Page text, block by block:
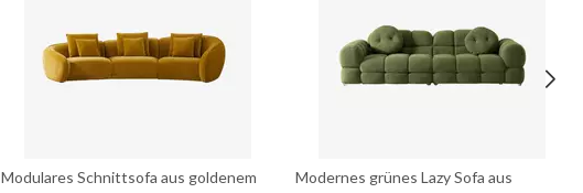
Modulares Schnittsofa aus goldenem
Modernes grünes Lazy Sofa aus